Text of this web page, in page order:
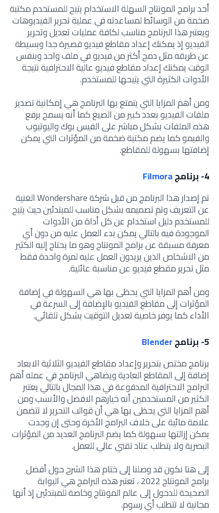
أحد برامج المونتاج السهلة الاستخدام يتيح للمستخدم مكتبة
ضخمة من الوسائط لمساعدته في عملية تحرير الفيديوهات
ويعتبر هذا البرنامج مناسب لكافة عمليات تعديل وتحرير
الفيديو إذ يمكنك إعداد مقاطع فيديو قصيرة جدا وبسيطة
عن طريقه مثل دمج أكثر من فيديو في ملف واحد وبنفس
الوقت يمكنك إعداد مقاطع فيديو عالية الاحترافية نتيجة
الأدوات الكثيرة التي يتيحها للمستخدم.
ومن أهم المزايا التي يتمتع بها البرنامج هي إمكانية تصدير
ملفات الفيديو بعدد كبير من الصيغ كما أنه يسمح برفع
هذه الملفات بشكل مباشر على الفيس بوك واليوتيوب
والفيمو كما يضم مكتبة ضخمة من المؤثرات التي يمكن
إضافتها بسهولة للمقاطع.
4- برنامج
Filmora
تم إصدار هذا البرنامج من قبل شركة Wondershare الغنية
عن التعريف وتم تصميمه بشكل مناسب للمبتدئين حيث يتيح
للمستخدم دليل استخدام عن كل أداة من الأدوات
الموجودة فيه بالتالي يمكن بدء العمل عليه من دون أي
معرفة مسبقة عن برامج المونتاج وهو ما يحتاج إليه الكثير
من الاشخاص الذين يريدون العمل عليه لمرة واحدة فقط
مثل تحرير مقطع فيديو عن مناسبة عائلية.
ومن أهم المزايا التي يحظى بها هي السهولة في إضافة
المؤثرات إلى مقاطع الفيديو بالإضافة إلى السرعة في
الأداء كما يوفر خاصية تعديل التوقيت بشكل تلقائي.
5- برنامج
Blender
برنامج مختص بتحرير وإعداد مقاطع الفيديو الثلاثية الابعاد
إضافة إلى المقاطع العادية ويضاهي البرنامج في عمله أهم
البرامج الاحترافية المدفوعة في هذا المجال بالتالي يعتبر
الكثير من المستخدمين أنه خيارهم الافضل والأنسب ومن
أهم المزايا التي يحظى بها هي أن قوالب التحرير لا تتضمن
علامة مائية على خلاف البرامج الأخرة وحتى إن وجدت
يمكن إزالتها بسهولة كما يضم البرنامج العديد من المؤثرات
البصرية ولا يتطلب عتاد تقني عالي للعمل.
إلى هنا نكون قد وصلنا إلى ختام هذا الشرح حول أفضل
برامج المونتاج 2022 ، تعتبر هذه البرامج هي البوابة
الصحيحة للدخول إلى عالم المونتاج وخاصة للمبتدئين إذ أنها
مجانية لا تتطلب أي رسوم.